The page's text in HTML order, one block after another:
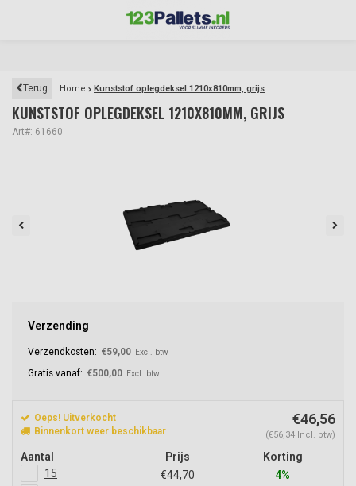
Terug Home Kunststof oplegdeksel 1210x810mm, grijs
KUNSTSTOF OPLEGDEKSEL 1210X810MM, GRIJS
Art#: 61660
Verzending
Verzendkosten: €59,00 Excl. btw
Gratis vanaf: €500,00 Excl. btw
Oeps! Uitverkocht
Binnenkort weer beschikbaar
€46,56
(€56,34 Incl. btw)
Aantal Prijs
Korting
15
€44,70
4%